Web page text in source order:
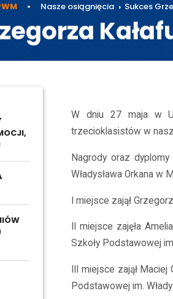
Nasze osiągnięcia Sukces
W dniu 27 maja w
trzecioklasistów w
Nagrody oraz
Władysława Orkana w
I miejsce zajął
II miejsce zajęła
Szkoły Podstawowej
III miejsce zajął
Podstawowej im.